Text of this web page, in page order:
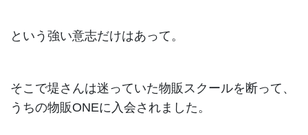
という強い意志だけはあって。
そこで堤さんは迷っていた物販スクールを断って、
うちの物販ONEに入会されました。